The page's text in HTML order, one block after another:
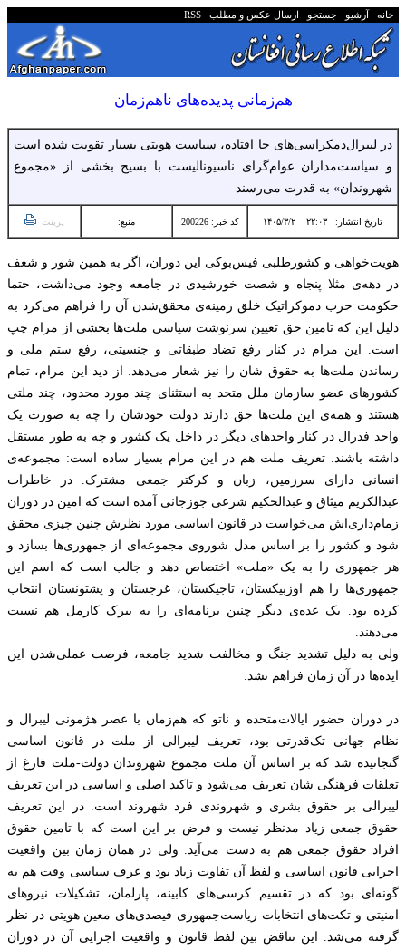
خانه آرشیو جستجو ارسال عکس و مطلب RSS
هم‌زمانی پدیده‌های ناهم‌زمان
در لیبرال‌دمکراسی‌های جا افتاده، سیاست هویتی بسیار تقویت شده است
و سیاست‌مداران عوام‌گرای ناسیونالیست با بسیج بخشی از «مجموع
شهروندان» به قدرت می‌رسند
تاریخ انتشار: ۲۲:۰۳ ۱۴۰۵/۳/۲ کد خبر: 200226 منبع: پرینت
هویت‌خواهی و‌ کشورطلبی‌ فیس‌بوکی‌ این‌‌ دوران، اگر به همین شور‌ و شعف
در دهه‌ی مثلا پنجاه و شصت خورشیدی در جامعه‌ وجود می‌داشت، حتما
حکومت حزب دموکراتیک خلق زمینه‌ی محقق‌شدن آن را فراهم می‌کرد به
دلیل این که تامین حق تعیین سرنوشت سیاسی ملت‌‌ها بخشی از مرام چپ
است. این مرام در کنار رفع تضاد طبقاتی و جنسیتی، رفع ستم ملی و‌
رساندن ملت‌ها به حقوق شان را نیز شعار می‌دهد. از دید این مرام، تمام
کشورهای عضو سازمان ملل متحد به استثنای چند مورد محدود، چند ملتی
هستند و همه‌ی این ملت‌ها حق دارند ‌دولت خودشان را چه به صورت یک
واحد فدرال در کنار واحدهای دیگر در داخل یک کشور و‌ چه به طور مستقل
داشته باشند. تعریف ملت هم در این مرام بسیار ساده است: مجموعه‌ی
انسانی دارای سرزمین، زبان و کرکتر جمعی مشترک. در خاطرات
عبدالکریم میثاق و عبدالحکیم شرعی جوزجانی آمده است که امین در دوران
زمام‌داری‌اش می‌خواست در قانون اساسی مورد نظرش چنین چیزی محقق
شود و‌ کشور را بر اساس مدل شوروی مجموعه‌ای از جمهوری‌ها بسازد و
هر جمهوری را به یک «ملت» اختصاص دهد و جالب است که اسم این
جمهوری‌ها را هم اوزبیکستان، تاجیکستان، غرجستان و پشتونستان انتخاب
کرده بود. یک عده‌ی دیگر چنین برنامه‌ای را به ببرک کارمل هم نسبت
می‌دهند.
ولی به دلیل تشدید جنگ و مخالفت شدید جامعه، فرصت عملی‌شدن این
ایده‌ها در آن زمان فراهم نشد.
در دوران حضور ایالات‌متحده و ناتو که هم‌زمان با عصر هژمونی لیبرال و
نظام جهانی تک‌قدرتی‌ بود، تعریف لیبرالی از ملت در قانون اساسی
گنجانیده شد که بر اساس آن ملت مجموع‌ شهروندان دولت-ملت فارغ از
تعلقات فرهنگی شان تعریف می‌شود و تاکید اصلی و اساسی در این تعریف
لیبرالی بر حقوق بشری و شهروندی فرد شهروند است.‌ در این تعریف
حقوق جمعی زیاد مدنظر نیست و فرض بر این است که با تامین حقوق
افراد حقوق جمعی هم به دست می‌آید. ولی در همان زمان بین واقعیت
اجرایی قانون اساسی و لفظ آن تفاوت زیاد بود و عرف سیاسی وقت هم به
گونه‌ای بود که در تقسیم کرسی‌های کابینه، پارلمان، تشکیلات نیروهای
امنیتی و تکت‌های انتخابات ریاست‌جمهوری فیصدی‌های معین هویتی در نظر
گرفته می‌شد. این تناقض بین لفظ قانون و واقعیت اجرایی آن در دوران